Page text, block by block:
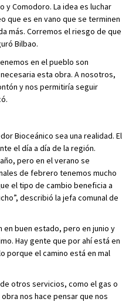
y Comodoro. La idea es luchar
que es en vano que se terminen
más. Corremos el riesgo de que
Bilbao.
en el pueblo son
esta obra. A nosotros,
y nos permitiría seguir
Bioceánico sea una realidad. El
el día a día de la región.
pero en el verano se
de febrero tenemos mucho
el tipo de cambio beneficia a
describió la jefa comunal de
en buen estado, pero en junio y
Hay gente que por ahí está en
porque el camino está en mal
otros servicios, como el gas o
nos hace pensar que nos